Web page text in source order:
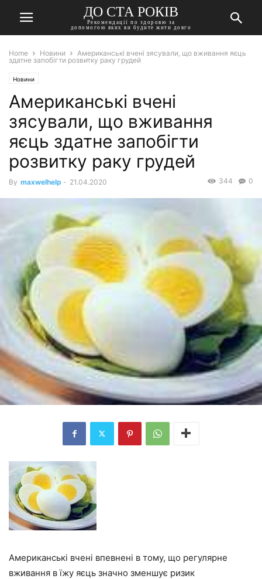
ДО СТА РОКІВ
Рекомендації по здоровю за
допомогою яких ви будите жити довго
Home Новини
Американські вчені зясували, що вживання яєць
здатне запобігти розвитку раку грудей
Новини
Американські вчені
зясували, що вживання
яєць здатне запобігти
розвитку раку грудей
By maxwelhelp - 21.04.2020 0
344
Американські вчені впевнені в тому, що регулярне
вживання в їжу яєць значно зменшує ризик